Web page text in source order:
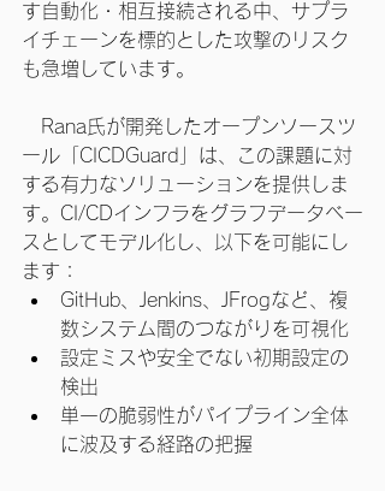
す自動化・相互接続される中、サプラ
イチェーンを標的とした攻撃のリスク
も急増しています。
Rana氏が開発したオープンソースツ
ール「CICDGuard」は、この課題に対
する有力なソリューションを提供しま
す。CI/CDインフラをグラフデータベー
スとしてモデル化し、以下を可能にし
ます：
GitHub、Jenkins、JFrogなど、複
数システム間のつながりを可視化
設定ミスや安全でない初期設定の
検出
単一の脆弱性がパイプライン全体
に波及する経路の把握